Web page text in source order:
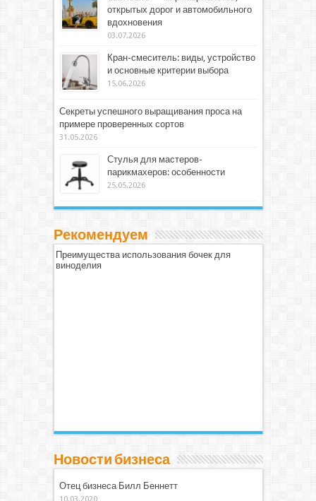
открытых дорог и автомобильного
вдохновения
03.07.2026
Кран-смеситель: виды, устройство
и основные критерии выбора
15.06.2026
Секреты успешного выращивания проса на
примере проверенных сортов
31.05.2026
Стулья для мастеров-
парикмахеров: особенности
25.05.2026
Рекомендуем
Преимущества использования бочек для
виноделия
Новости бизнеса
Отец бизнеса Билл Беннетт